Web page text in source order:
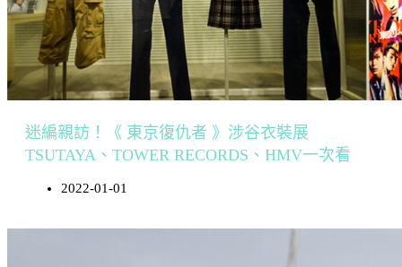
迷編親訪！《 東京復仇者 》涉谷衣裝展
TSUTAYA、TOWER RECORDS、HMV一次看
2022-01-01